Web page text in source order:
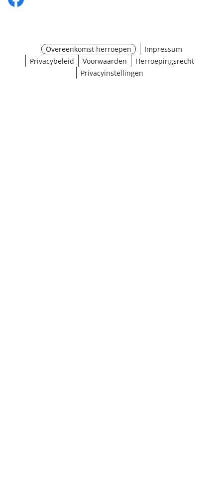
Overeenkomst herroepen
Impressum
Privacybeleid
Voorwaarden
Herroepingsrecht
Privacyinstellingen